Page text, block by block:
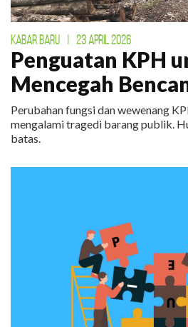
KABAR BARU | 23 APRIL 2026
Penguatan KPH
Mencegah
Perubahan fungsi dan wewenang
mengalami tragedi barang publik.
batas.